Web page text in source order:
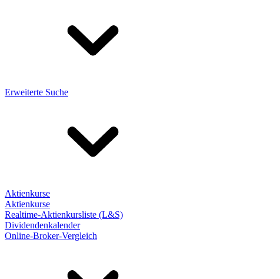
Erweiterte Suche
Aktienkurse
Aktienkurse
Realtime-Aktienkursliste (L&S)
Dividendenkalender
Online-Broker-Vergleich